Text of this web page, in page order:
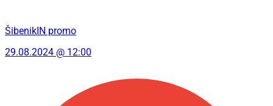
ŠibenikIN promo
29.08.2024 @ 12:00